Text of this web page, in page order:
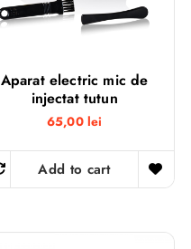
Aparat electric mic de
injectat tutun
65,00 lei
Add to cart